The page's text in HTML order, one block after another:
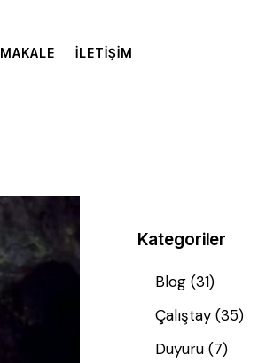
MAKALE İLETIŞIM
Kategoriler
Blog (31)
Çalıştay (35)
Duyuru (7)